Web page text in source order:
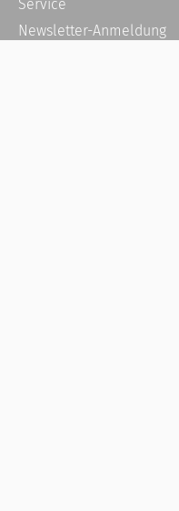
Service
Newsletter-Anmeldung